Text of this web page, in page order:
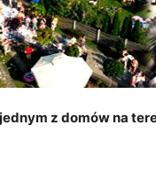
z domów na